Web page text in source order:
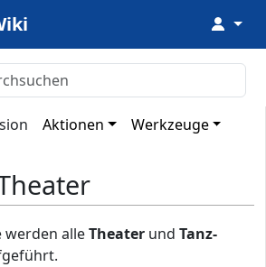
↓
Aktionen Werkzeuge
werden alleTheater und Tanz-